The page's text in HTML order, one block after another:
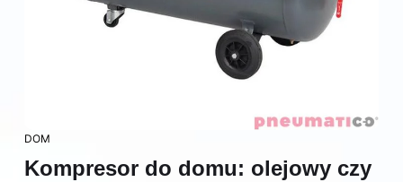
DOM
Kompresor do domu: olejowy czy